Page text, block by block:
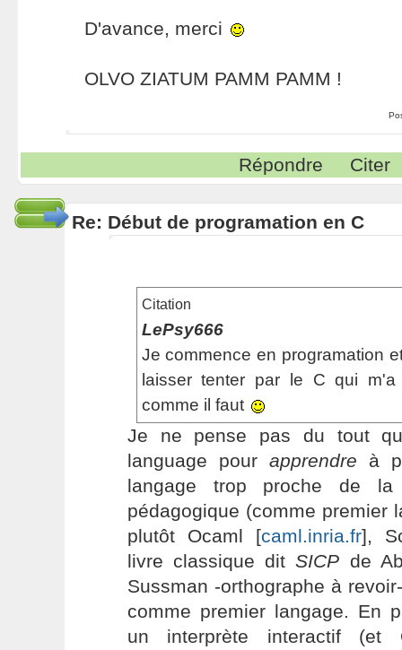
D'avance, merci
OLVO ZIATUM PAMM PAMM !
Répondre Citer
Re: Début de programation en C
Citation
LePsy666
Je commence en programation
laisser tenter par le C qui m'a
comme il faut
Je ne pense pas du tout
language pour apprendre à
langage trop proche de la
pédagogique (comme premier
plutôt Ocaml [caml.inria.fr],
livre classique ditSICP de
Sussman -orthographe à
comme premier langage. En
un interprète interactif